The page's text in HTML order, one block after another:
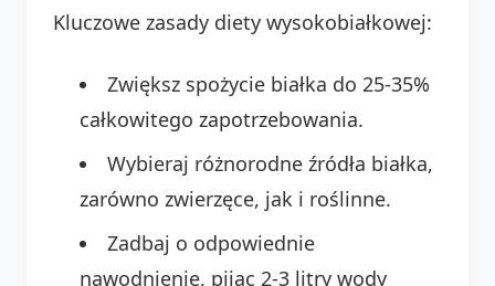
Kluczowe zasady diety wysokobiałkowej:
Zwiększ spożycie białka do 25-35%
całkowitego zapotrzebowania.
Wybieraj różnorodne źródła białka,
zarówno zwierzęce, jak i roślinne.
Zadbaj o odpowiednie
nawodnienie, pijąc 2-3 litry wody